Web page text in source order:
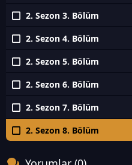
2. Sezon 3. Bölüm
2. Sezon 4. Bölüm
2. Sezon 5. Bölüm
2. Sezon 6. Bölüm
2. Sezon 7. Bölüm
2. Sezon 8. Bölüm